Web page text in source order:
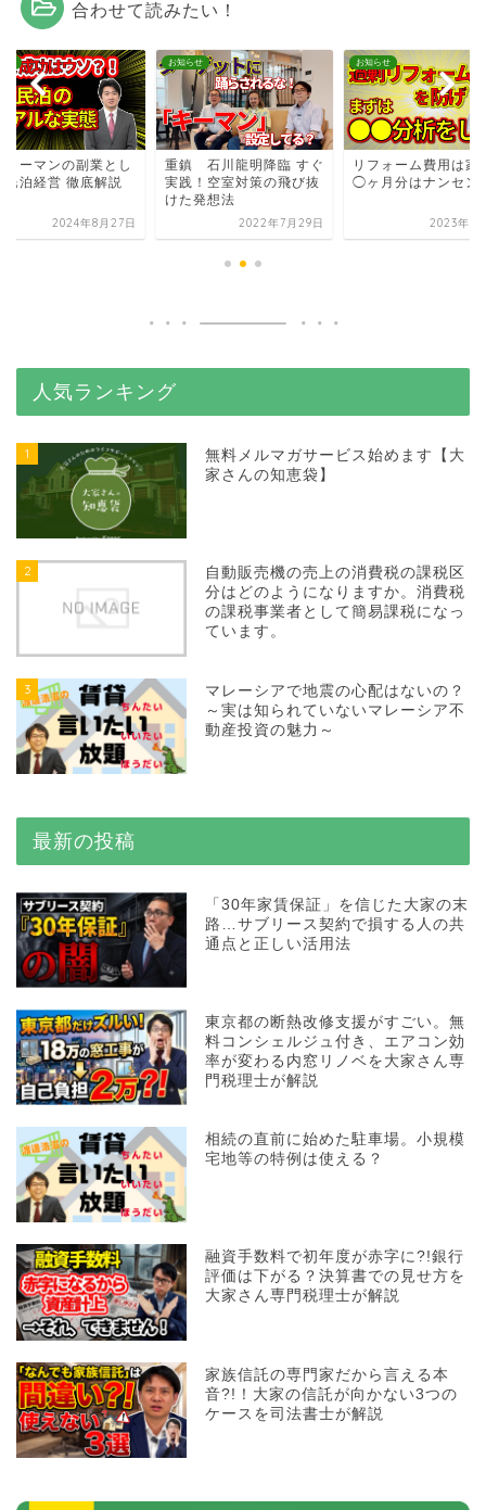
合わせて読みたい！
リーマンの副業とし
民泊経営 徹底解説
2024年8月27日
お知らせ
重鎮 石川龍明降臨 すぐ
実践！空室対策の飛び抜
けた発想法
2022年7月29日
お知らせ
リフォーム費用は家
◯ヶ月分はナンセン
2023年9
人気ランキング
1
無料メルマガサービス始めます【大
家さんの知恵袋】
2
自動販売機の売上の消費税の課税区
分はどのようになりますか。消費税
の課税事業者として簡易課税になっ
ています。
3
マレーシアで地震の心配はないの？
～実は知られていないマレーシア不
動産投資の魅力～
最新の投稿
「30年家賃保証」を信じた大家の末
路…サブリース契約で損する人の共
通点と正しい活用法
東京都の断熱改修支援がすごい。無
料コンシェルジュ付き、エアコン効
率が変わる内窓リノベを大家さん専
門税理士が解説
相続の直前に始めた駐車場。小規模
宅地等の特例は使える？
融資手数料で初年度が赤字に?!銀行
評価は下がる？決算書での見せ方を
大家さん専門税理士が解説
家族信託の専門家だから言える本
音?!！大家の信託が向かない3つの
ケースを司法書士が解説